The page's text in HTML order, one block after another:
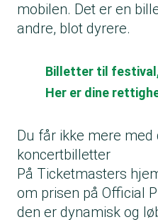
mobilen. Det er en
andre, blot dyrere.
Billetter til
Her er dine
Du får ikke mere med
koncertbilletter
På Ticketmasters
om prisen på Official
den er dynamisk og